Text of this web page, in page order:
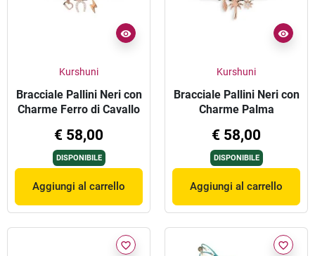
Kurshuni
Bracciale Pallini Neri con
Charme Ferro di Cavallo
€ 58,00
DISPONIBILE
Aggiungi al carrello
Kurshuni
Bracciale Pallini Neri con
Charme Palma
€ 58,00
DISPONIBILE
Aggiungi al carrello
favorite_border favorite_border